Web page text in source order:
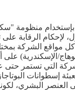
بإستخدام
لإحكام
الشركة
إسطوانات
البشري،